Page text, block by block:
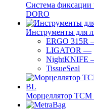
Система фиксации
DORO
Инструменты для
ERGO 315R
LIGATOR —
NightKNIFE
TissueSeal
Морцеллятор ТСМ